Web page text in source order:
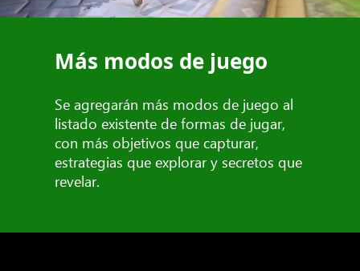
Más modos de juego
Se agregarán más modos de juego al
listado existente de formas de jugar,
con más objetivos que capturar,
estrategias que explorar y secretos que
revelar.